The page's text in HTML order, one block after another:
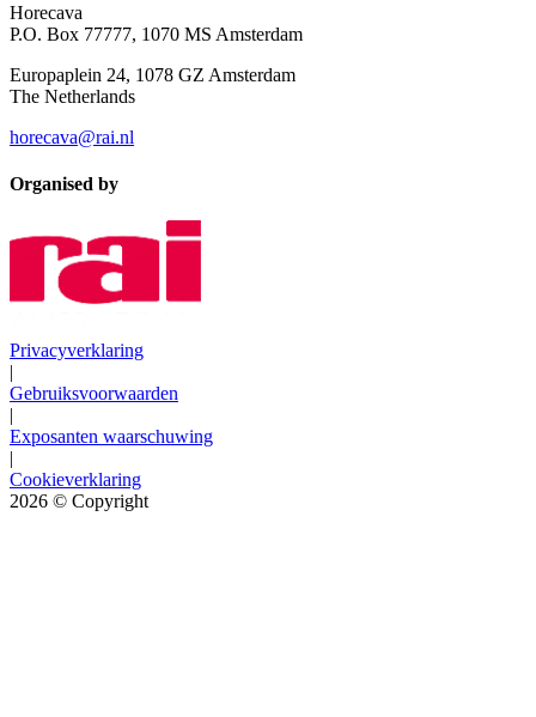
Horecava
P.O. Box 77777, 1070 MS Amsterdam
Europaplein 24, 1078 GZ Amsterdam
The Netherlands
horecava@rai.nl
Organised by
Privacyverklaring
|
Gebruiksvoorwaarden
|
Exposanten waarschuwing
|
Cookieverklaring
2026 © Copyright